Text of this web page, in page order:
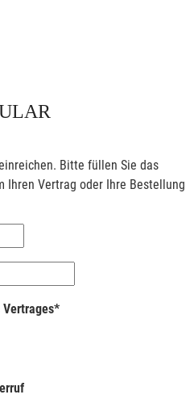
Bitte füllen Sie das
Ihren Vertrag oder Ihre Bestellung